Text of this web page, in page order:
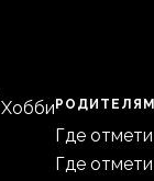
Хобби РОДИТЕЛЯМ
Где
Где